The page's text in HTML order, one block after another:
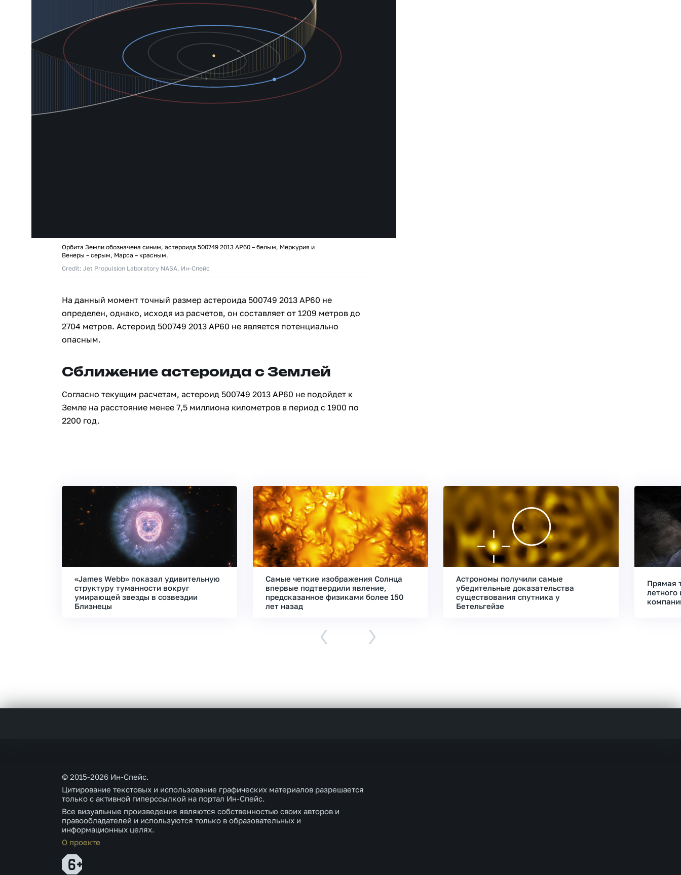
Орбита Земли обозначена синим, астероида 500749 2013 AP60 – белым, Меркурия и
Венеры – серым, Марса – красным.
Credit: Jet Propulsion Laboratory NASA, Ин-Спейс
На данный момент точный размер астероида 500749 2013 AP60 не
определен, однако, исходя из расчетов, он составляет от 1209 метров до
2704 метров. Астероид 500749 2013 AP60 не является потенциально
опасным.
Сближение астероида с Землей
Согласно текущим расчетам, астероид 500749 2013 AP60 не подойдет к
Земле на расстояние менее 7,5 миллиона километров в период с 1900 по
2200 год.
«James Webb» показал удивительную
структуру туманности вокруг
умирающей звезды в созвездии
Близнецы
Самые четкие изображения Солнца
впервые подтвердили явление,
предсказанное физиками более 150
лет назад
Астрономы получили самые
убедительные доказательства
существования спутника у
Бетельгейзе
Прямая
летного
‹ ›
© 2015-2026 Ин-Спейс.
Цитирование текстовых и использование графических материалов разрешается
только с активной гиперссылкой на портал Ин-Спейс.
Все визуальные произведения являются собственностью своих авторов и
правообладателей и используются только в образовательных и
информационных целях.
О проекте